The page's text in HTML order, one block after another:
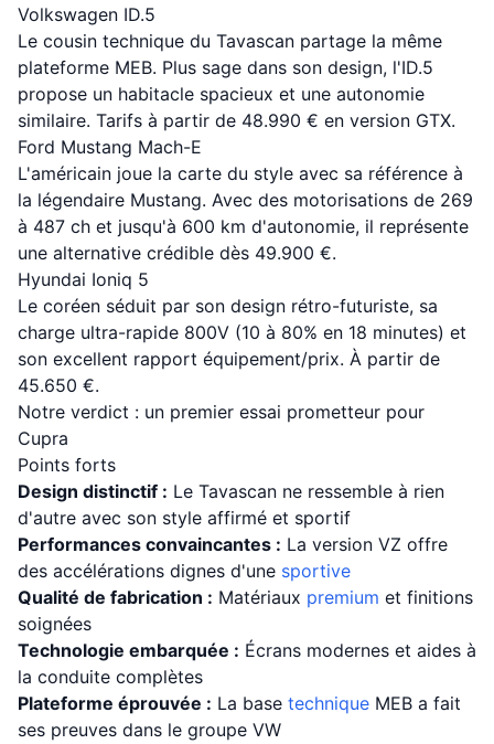
Volkswagen ID.5
Le cousin technique du Tavascan partage la même
plateforme MEB. Plus sage dans son design, l'ID.5
propose un habitacle spacieux et une autonomie
similaire. Tarifs à partir de 48.990 € en version GTX.
Ford Mustang Mach-E
L'américain joue la carte du style avec sa référence à
la légendaire Mustang. Avec des motorisations de 269
à 487 ch et jusqu'à 600 km d'autonomie, il représente
une alternative crédible dès 49.900 €.
Hyundai Ioniq 5
Le coréen séduit par son design rétro-futuriste, sa
charge ultra-rapide 800V (10 à 80% en 18 minutes) et
son excellent rapport équipement/prix. À partir de
45.650 €.
Notre verdict : un premier essai prometteur pour
Cupra
Points forts
Design distinctif : Le Tavascan ne ressemble à rien
d'autre avec son style affirmé et sportif
Performances convaincantes : La version VZ offre
des accélérations dignes d'une sportive
Qualité de fabrication : Matériaux premium et finitions
soignées
Technologie embarquée : Écrans modernes et aides à
la conduite complètes
Plateforme éprouvée : La base technique MEB a fait
ses preuves dans le groupe VW